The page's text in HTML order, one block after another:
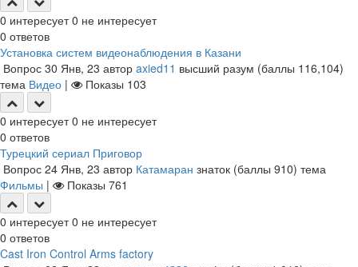
0 интересует 0 не интересует
0 ответов
Установка систем видеонаблюдения в Казани
Вопрос 30 Янв, 23 автор axied11 высший разум (баллы 116,104)
тема Видео | Показы 103
0 интересует 0 не интересует
0 ответов
Турецкий сериал Приговор
Вопрос 24 Янв, 23 автор Катамаран знаток (баллы 910) тема
Фильмы | Показы 761
0 интересует 0 не интересует
0 ответов
Cast Iron Control Arms factory